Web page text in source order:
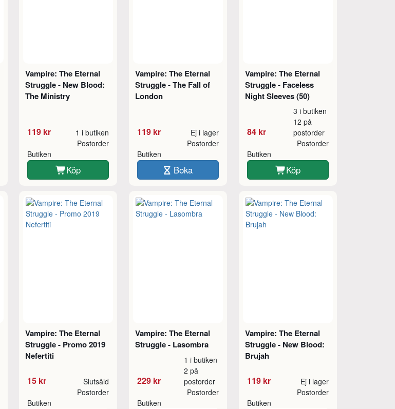
Vampire: The Eternal
Struggle - New Blood:
The Ministry
119 kr 1 i butiken
Butiken
Postorder
Köp
Vampire: The Eternal
Struggle - The Fall of
London
119 kr Ej i lager
Butiken
Postorder
Boka
Vampire: The Eternal
Struggle - Faceless
Night Sleeves (50)
84 kr
3 i butiken
12 på
postorder
Butiken
Postorder
Köp
Vampire: The Eternal
Struggle - Promo 2019
Nefertiti
15 kr Slutsåld
Butiken
Postorder
Vampire: The Eternal
Struggle - Lasombra
229 kr
1 i butiken
2 på
postorder
Butiken
Postorder
Vampire: The Eternal
Struggle - New Blood:
Brujah
119 kr Ej i lager
Butiken
Postorder